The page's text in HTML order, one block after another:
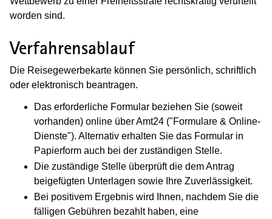
worden sind.
Verfahrensablauf
Die Reisegewerbekarte können Sie persönlich, schriftlich
oder elektronisch beantragen.
Das erforderliche Formular beziehen Sie (soweit
vorhanden) online über Amt24 ("Formulare & Online-
Dienste"). Alternativ erhalten Sie das Formular in
Papierform auch bei der zuständigen Stelle.
Die zuständige Stelle überprüft die dem Antrag
beigefügten Unterlagen sowie Ihre Zuverlässigkeit.
Bei positivem Ergebnis wird Ihnen, nachdem Sie die
fälligen Gebühren bezahlt haben, eine